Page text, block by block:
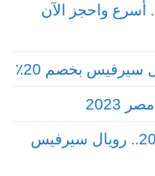
في 6 أكتوبر.. أسرع واحجز الآن
بخصم 20٪
أسعار مكتب رعاية المسنين 2023.. رويال سيرفيس